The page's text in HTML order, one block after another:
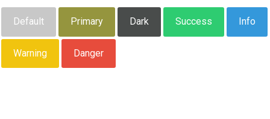
Default Primary Dark Success Info
Warning Danger